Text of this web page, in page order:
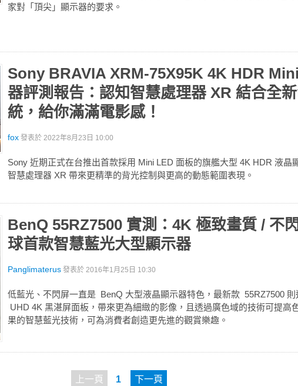
家對「頂尖」顯示器的要求。
Sony BRAVIA XRM-75X95K 4K HDR
器評測報告：認知智慧處理器 XR 結合全
統，給你滿滿電影感！
fox 發表於 2022年8月23日 10:00
Sony 近期正式在台推出首款採用 Mini LED 面板的旗艦大型 4K HDR 液晶
智慧處理器 XR 帶來更精準的背光控制與更高的動態範圍表現。
BenQ 55RZ7500 實測：4K 極致畫質 / 不
球首款智慧藍光大型顯示器
Panglimaterus 發表於 2016年1月25日 10:30
低藍光、不閃屏一直是 BenQ 大型液晶顯示器特色，最新款 55RZ7500
UHD 4K 黑湛屏面板，帶來更為細緻的影像，且透過廣色域的技術可提高
果的智慧藍光技術，可為消費者創造更先進的觀賞樂趣。
上一頁 1 下一頁